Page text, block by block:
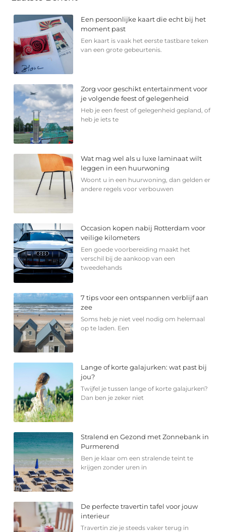
Een persoonlijke kaart die echt bij het
moment past
Een kaart is vaak het eerste tastbare teken
van een grote gebeurtenis.
Zorg voor geschikt entertainment voor
je volgende feest of gelegenheid
Heb je een feest of gelegenheid gepland, of
heb je iets te
Wat mag wel als u luxe laminaat wilt
leggen in een huurwoning
Woont u in een huurwoning, dan gelden er
andere regels voor verbouwen
Occasion kopen nabij Rotterdam voor
veilige kilometers
Een goede voorbereiding maakt het
verschil bij de aankoop van een
tweedehands
7 tips voor een ontspannen verblijf aan
zee
Soms heb je niet veel nodig om helemaal
op te laden. Een
Lange of korte galajurken: wat past bij
jou?
Twijfel je tussen lange of korte galajurken?
Dan ben je zeker niet
Stralend en Gezond met Zonnebank in
Purmerend
Ben je klaar om een stralende teint te
krijgen zonder uren in
De perfecte travertin tafel voor jouw
interieur
Travertin zie je steeds vaker terug in